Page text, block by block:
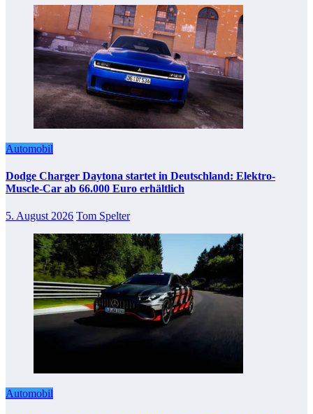
Automobil
Dodge Charger Daytona startet in Deutschland: Elektro-
Muscle-Car ab 66.000 Euro erhältlich
5. August 2026 Tom Spelter
Automobil